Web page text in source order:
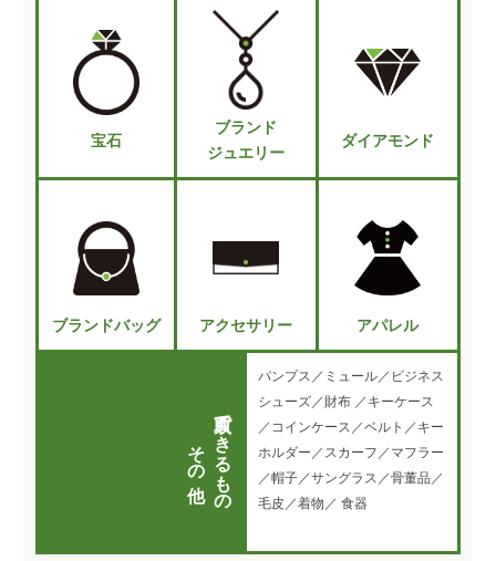
宝石
ブランド
ジュエリー
ダイアモンド
ブランドバッグ アクセサリー アパレル
買取できるもの
その他
パンプス／ミュール／ビジネス
シューズ／財布 ／キーケース
／コインケース／ベルト／キー
ホルダー／スカーフ／マフラー
／帽子／サングラス／骨董品／
毛皮／着物／ 食器